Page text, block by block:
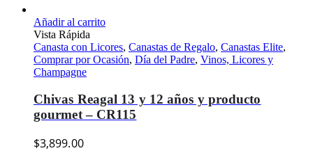
Añadir al carrito
Vista Rápida
Canasta con Licores, Canastas de Regalo, Canastas Elite,
Comprar por Ocasión, Día del Padre, Vinos, Licores y
Champagne
Chivas Reagal 13 y 12 años y producto
gourmet – CR115
$3,899.00